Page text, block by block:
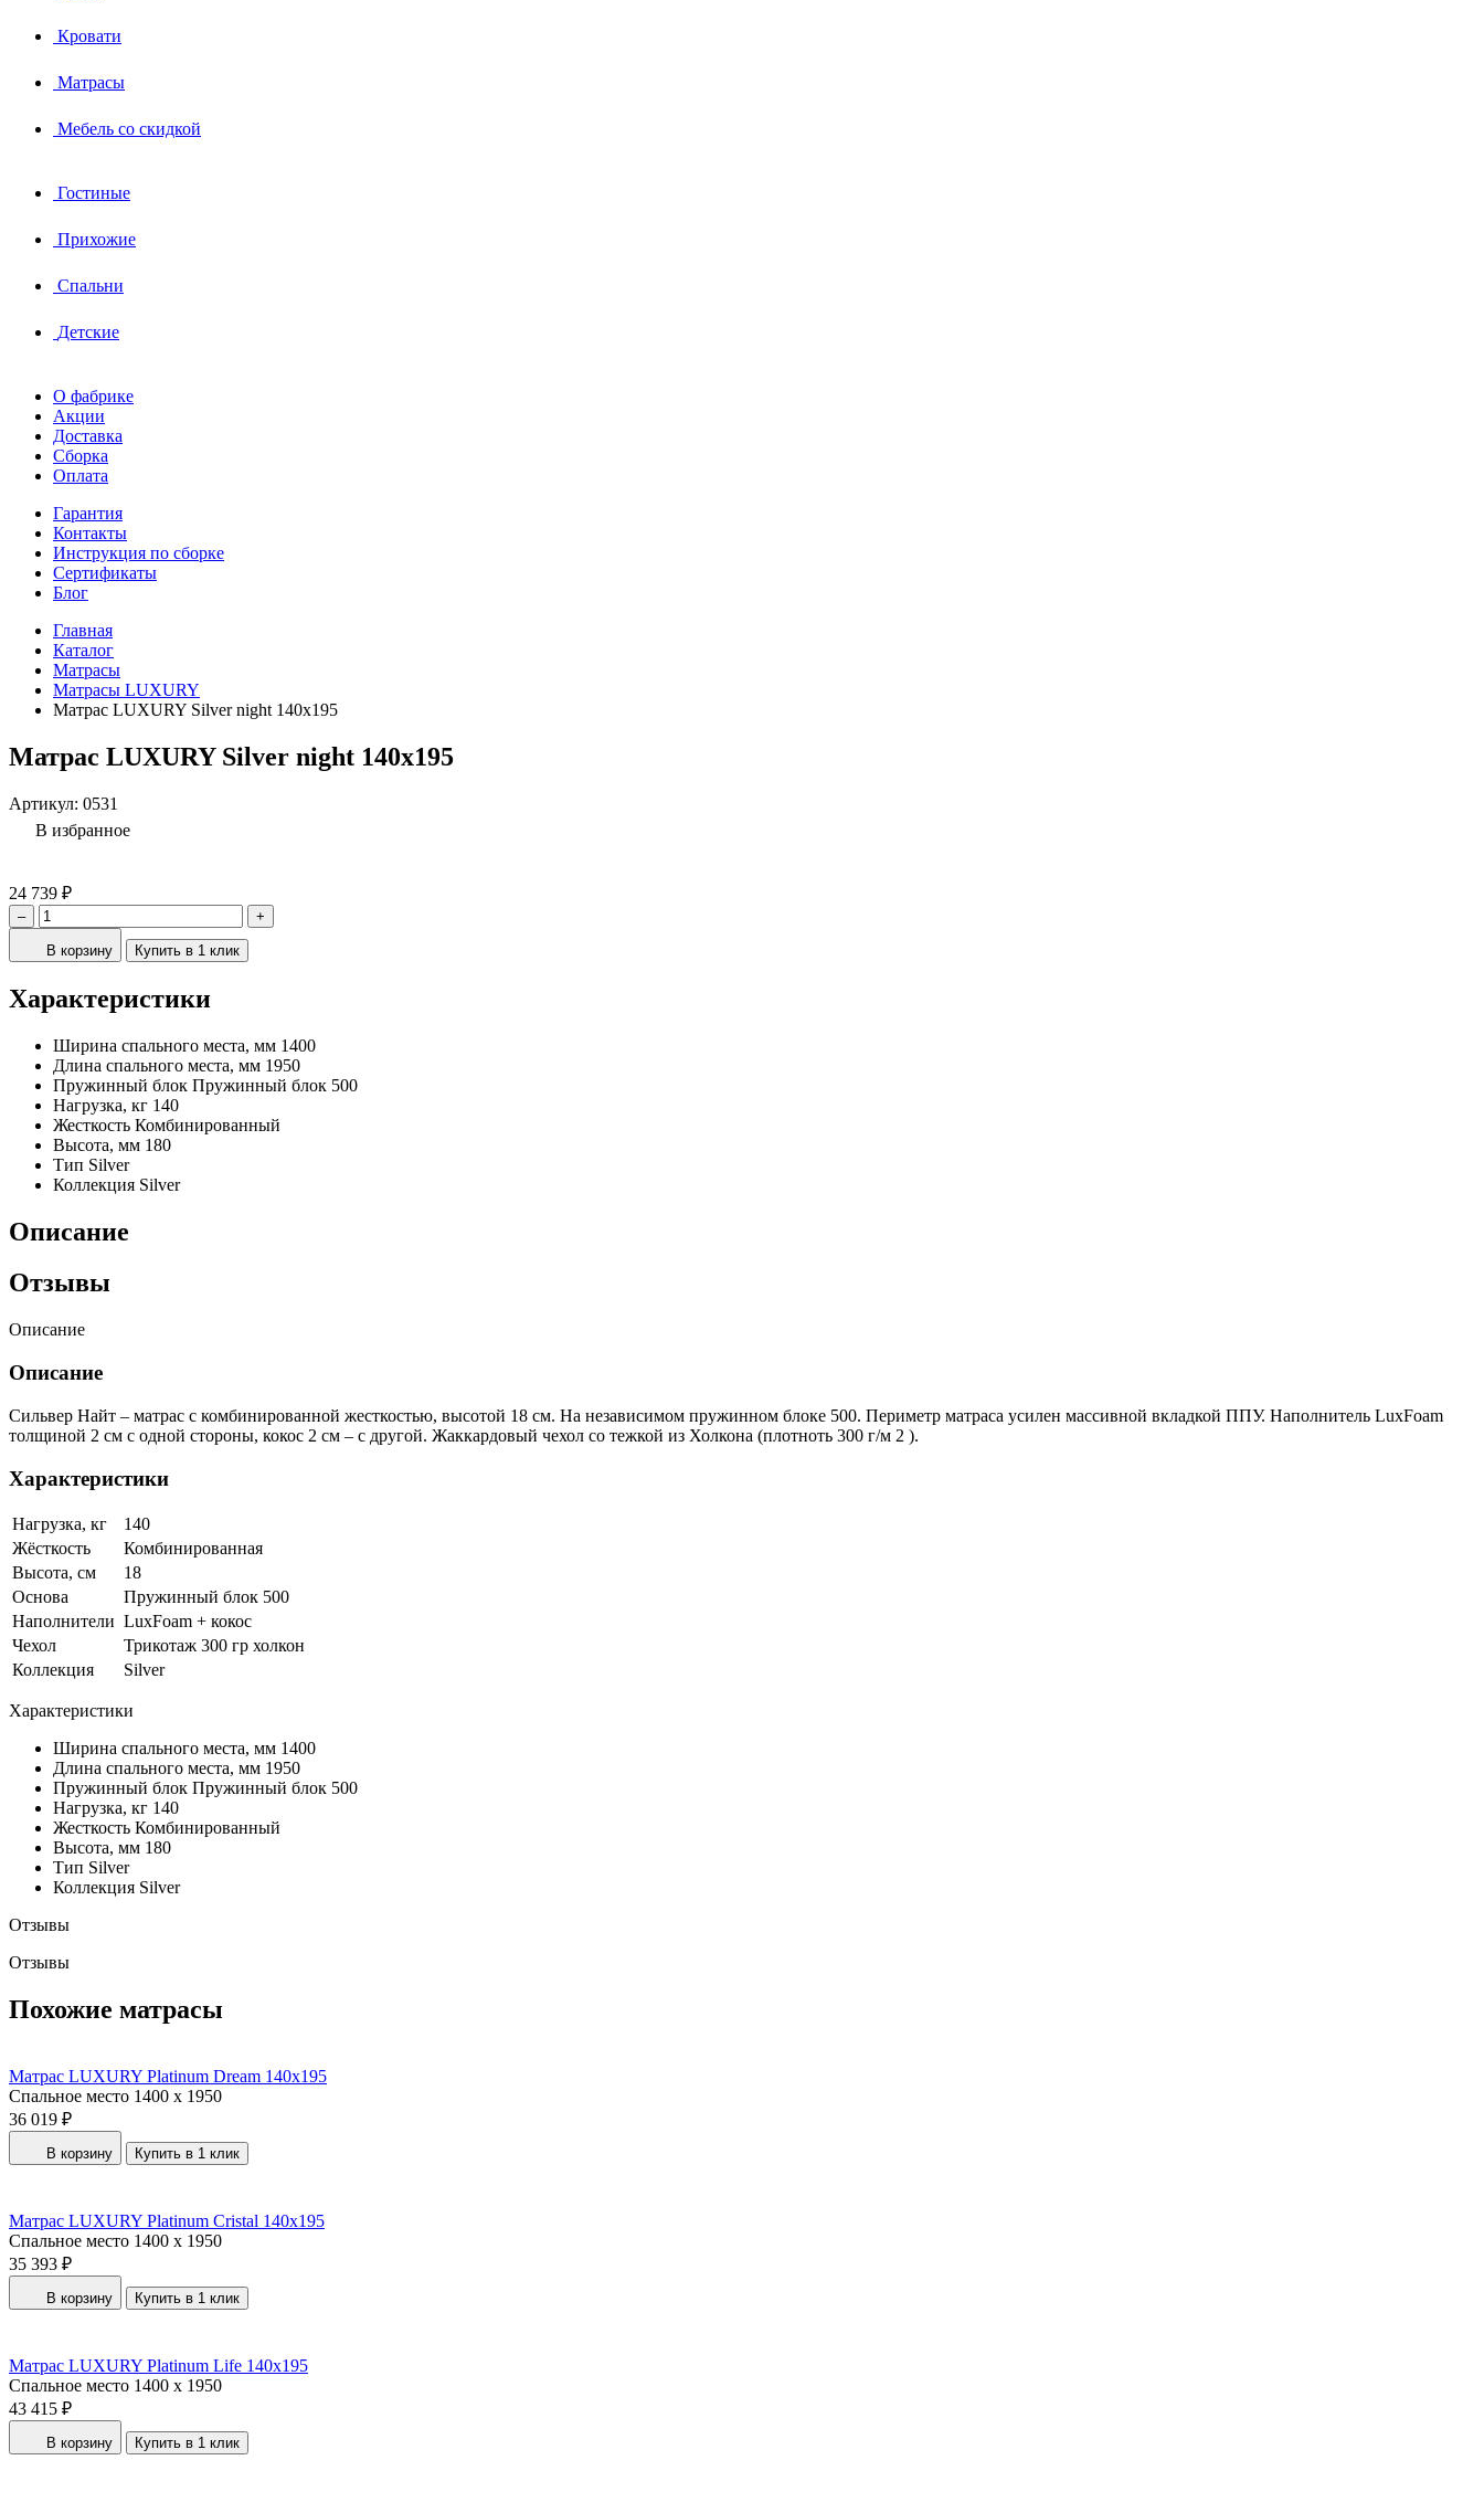
Кровати
Матрасы
Мебель со скидкой
Гостиные
Прихожие
Спальни
Детские
О фабрике
Акции
Доставка
Сборка
Оплата
Гарантия
Контакты
Инструкция по сборке
Сертификаты
Блог
Главная
Каталог
Матрасы
Матрасы LUXURY
Матрас LUXURY Silver night 140x195
Матрас LUXURY Silver night 140x195
Артикул: 0531
В избранное
24 739 ₽
– +
В корзину Купить в 1 клик
Характеристики
Ширина спального места, мм 1400
Длина спального места, мм 1950
Пружинный блок Пружинный блок 500
Нагрузка, кг 140
Жесткость Комбинированный
Высота, мм 180
Тип Silver
Коллекция Silver
Описание
Отзывы
Описание
Описание
Сильвер Найт – матрас с комбинированной жесткостью, высотой 18 см. На независимом пружинном блоке 500. Периметр матраса усилен массивной вкладкой ППУ. Наполнитель LuxFoam
толщиной 2 см с одной стороны, кокос 2 см – с другой. Жаккардовый чехол со тежкой из Холкона (плотноть 300 г/м 2 ).
Характеристики
Нагрузка, кг
140
Жёсткость
Комбинированная
Высота, см
18
Основа
Пружинный блок 500
Наполнители LuxFoam + кокос
Чехол
Трикотаж 300 гр холкон
Коллекция
Silver
Характеристики
Ширина спального места, мм 1400
Длина спального места, мм 1950
Пружинный блок Пружинный блок 500
Нагрузка, кг 140
Жесткость Комбинированный
Высота, мм 180
Тип Silver
Коллекция Silver
Отзывы
Отзывы
Похожие матрасы
Матрас LUXURY Platinum Dream 140x195
Спальное место 1400 x 1950
36 019 ₽
В корзину Купить в 1 клик
Матрас LUXURY Platinum Cristal 140x195
Спальное место 1400 x 1950
35 393 ₽
В корзину Купить в 1 клик
Матрас LUXURY Platinum Life 140x195
Спальное место 1400 x 1950
43 415 ₽
В корзину Купить в 1 клик